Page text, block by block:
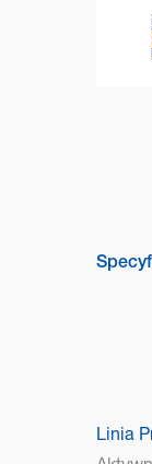
Linia